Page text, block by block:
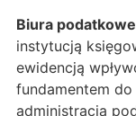
Biura podatkowe
instytucją
ewidencją
fundamentem
administracją